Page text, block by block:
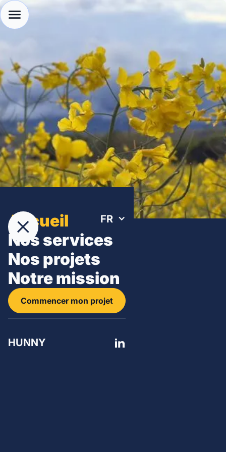
Accueil
Nos services
Nos projets
Notre mission
Commencer mon projet
FR
HUNNY